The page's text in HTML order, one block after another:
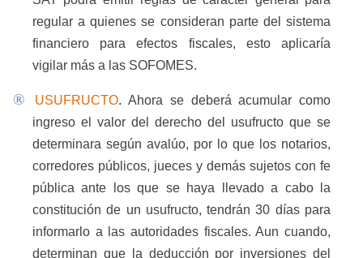
regular a quienes se consideran parte del sistema
financiero para efectos fiscales, esto aplicaría
vigilar más a las SOFOMES.
® USUFRUCTO.Ahora se deberá acumular como
ingreso el valor del derecho del usufructo que se
determinara según avalúo, por lo que los notarios,
corredores públicos, jueces y demás sujetos con fe
pública ante los que se haya llevado a cabo la
constitución de un usufructo, tendrán 30 días para
informarlo a las autoridades fiscales. Aun cuando,
determinan que la deducción por inversiones del